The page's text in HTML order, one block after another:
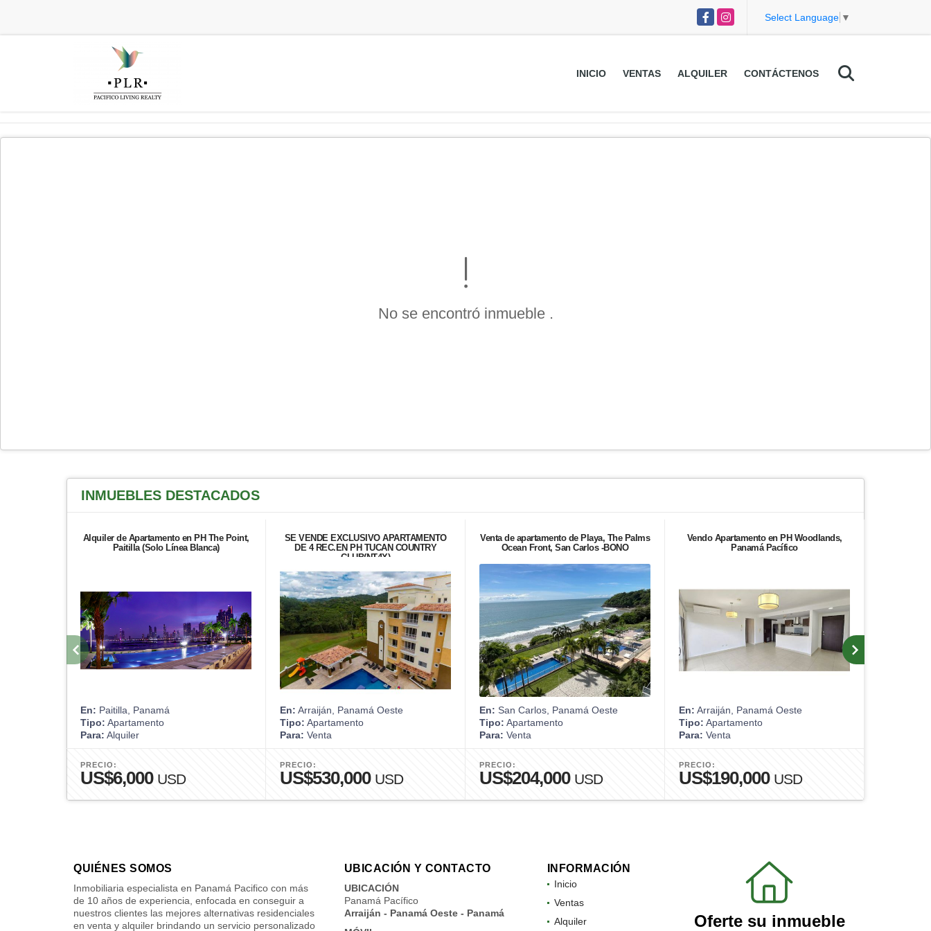
FacebookInstagram Select Language ▼
INICIO VENTAS ALQUILER CONTÁCTENOS
No se encontró inmueble .
INMUEBLES DESTACADOS
Alquiler de Apartamento en PH The Point,
Paitilla (Solo Línea Blanca)
En: Paitilla, Panamá
Tipo: Apartamento
Para: Alquiler
PRECIO:
US$6,000 USD
SE VENDE EXCLUSIVO APARTAMENTO
DE 4 REC.EN PH TUCAN COUNTRY
CLUB(NT4X)
En: Arraiján, Panamá Oeste
Tipo: Apartamento
Para: Venta
PRECIO:
US$530,000 USD
Venta de apartamento de Playa, The Palms
Ocean Front, San Carlos -BONO
En: San Carlos, Panamá Oeste
Tipo: Apartamento
Para: Venta
PRECIO:
US$204,000 USD
Vendo Apartamento en PH Woodlands,
Panamá Pacífico
En: Arraiján, Panamá Oeste
Tipo: Apartamento
Para: Venta
PRECIO:
US$190,000 USD
QUIÉNES SOMOS
Inmobiliaria especialista en Panamá Pacifico con más
de 10 años de experiencia, enfocada en conseguir a
nuestros clientes las mejores alternativas residenciales
en venta y alquiler brindando un servicio personalizado
UBICACIÓN Y CONTACTO
UBICACIÓN
Panamá Pacífico
Arraiján - Panamá Oeste - Panamá
INFORMACIÓN
Inicio
Ventas
Alquiler
Oferte su inmueble